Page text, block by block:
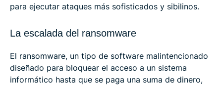
para ejecutar ataques más sofisticados y sibilinos.
La escalada del ransomware
El ransomware, un tipo de software malintencionado
diseñado para bloquear el acceso a un sistema
informático hasta que se paga una suma de dinero,